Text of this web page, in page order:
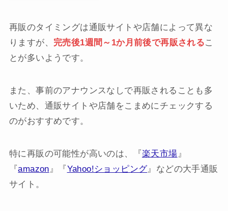
再販のタイミングは通販サイトや店舗によって異な
りますが、 完売後1週間～1か月前後で再販されるこ
とが多いようです。
また、事前のアナウンスなしで再販されることも多
いため、通販サイトや店舗をこまめにチェックする
のがおすすめです。
特に再販の可能性が高いのは、『楽天市場 』
『amazon 』『Yahoo!ショッピング』などの大手通販
サイト。